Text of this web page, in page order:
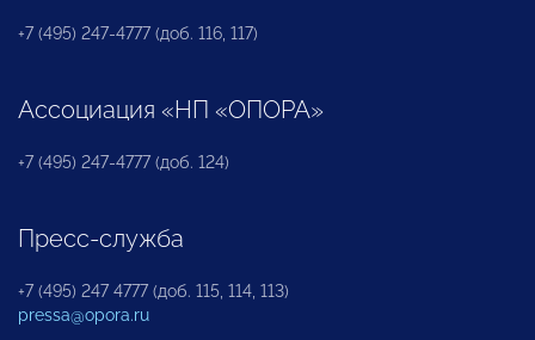
+7 (495) 247-4777 (доб. 116, 117)
Ассоциация «НП «ОПОРА»
+7 (495) 247-4777 (доб. 124)
Пресс-служба
+7 (495) 247 4777 (доб. 115, 114, 113)
pressa@opora.ru